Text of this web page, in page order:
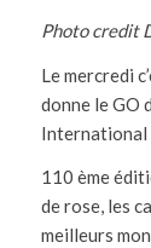
Photo credit
Le mercredi
donne le GO
International
110 ème
de rose, les
meilleurs